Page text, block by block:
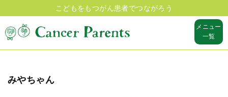
こどもをもつがん患者でつながろう
メニュー
一覧
みやちゃん